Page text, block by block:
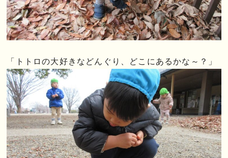
「トトロの大好きなどんぐり、どこにあるかな～？」